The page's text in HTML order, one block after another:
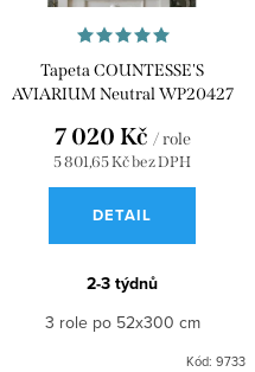
Tapeta COUNTESSE'S
AVIARIUM Neutral WP20427
5 801,65 Kč bez DPH
7 020 Kč / role
DETAIL
2-3 týdnů
3 role po 52x300 cm
Kód: 9733